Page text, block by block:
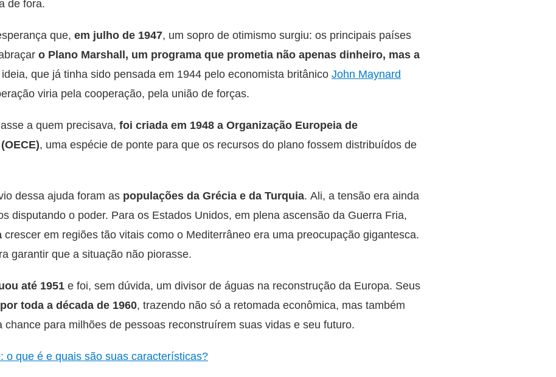
de fora.
que, em julho de 1947, um sopro de otimismo surgiu: os principais países
o Plano Marshall, um programa que prometia não apenas dinheiro, mas a
que já tinha sido pensada em 1944 pelo economista britânico John Maynard
viria pela cooperação, pela união de forças.
a quem precisava, foi criada em 1948 a Organização Europeia de
, uma espécie de ponte para que os recursos do plano fossem distribuídos de
dessa ajuda foram as populações da Grécia e da Turquia. Ali, a tensão era ainda
disputando o poder. Para os Estados Unidos, em plena ascensão da Guerra Fria,
crescer em regiões tão vitais como o Mediterrâneo era uma preocupação gigantesca.
garantir que a situação não piorasse.
até 1951 e foi, sem dúvida, um divisor de águas na reconstrução da Europa. Seus
por toda a década de 1960, trazendo não só a retomada econômica, mas também
chance para milhões de pessoas reconstruírem suas vidas e seu futuro.
o que é e quais são suas características?